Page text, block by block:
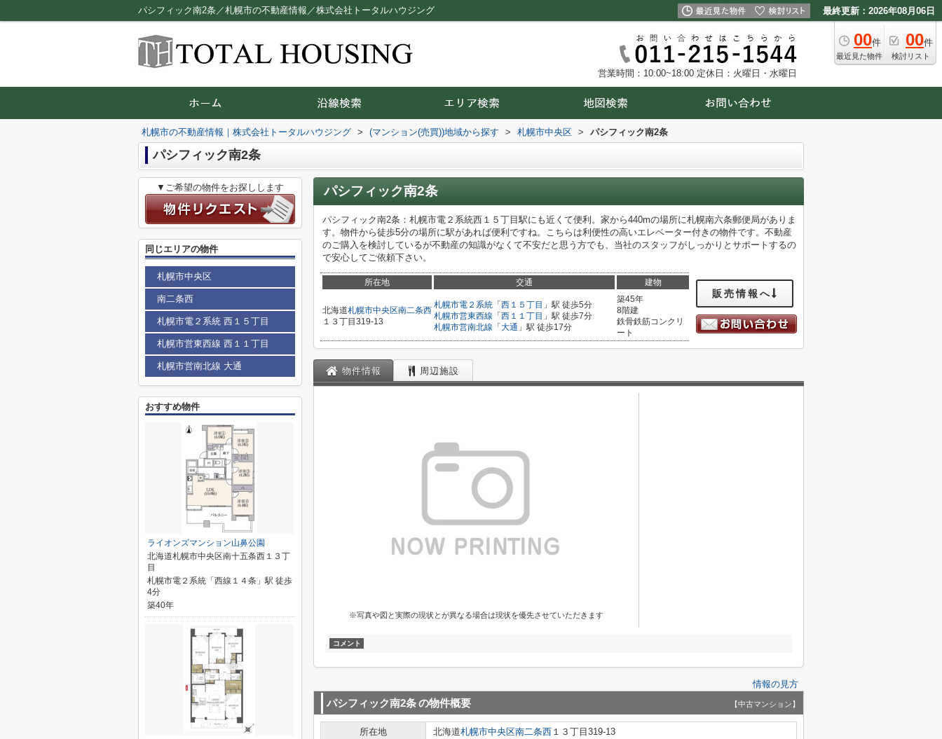
パシフィック南2条／札幌市の不動産情報／株式会社トータルハウジング 最終更新：2026年08月06日
00件
最近見た物件
00件
検討リスト
営業時間：10:00~18:00 定休日：火曜日・水曜日
札幌市の不動産情報｜株式会社トータルハウジング > (マンション(売買))地域から探す > 札幌市中央区 > パシフィック南2条
パシフィック南2条
パシフィック南2条
パシフィック南2条：札幌市電２系統西１５丁目駅にも近くて便利。家から440mの場所に札幌南六条郵便局がありま
す。物件から徒歩5分の場所に駅があれば便利ですね。こちらは利便性の高いエレベーター付きの物件です。不動産
のご購入を検討しているが不動産の知識がなくて不安だと思う方でも、当社のスタッフがしっかりとサポートするの
で安心してご依頼下さい。
所在地 交通 建物
北海道札幌市中央区南二条西
１３丁目319-13
札幌市電２系統 「 西１５丁目 」駅 徒歩5分
札幌市営東西線 「 西１１丁目 」駅 徒歩7分
札幌市営南北線 「 大通 」駅 徒歩17分
築45年
8階建
鉄骨鉄筋コンクリ
ート
販売情報へ
物件情報 周辺施設
※写真や図と実際の現状とが異なる場合は現状を優先させていただきます
コメント
情報の見方
パシフィック南2条の物件概要 【中古マンション】
所在地 北海道札幌市中央区南二条西 １３丁目319-13
▼ご希望の物件をお探しします
同じエリアの物件
札幌市中央区
南二条西
札幌市電２系統 西１５丁目
札幌市営東西線 西１１丁目
札幌市営南北線 大通
おすすめ物件
ライオンズマンション山鼻公園
北海道札幌市中央区南十五条西１３丁
目
札幌市電２系統「西線１４条」駅 徒歩
4分
築40年